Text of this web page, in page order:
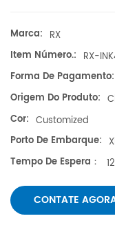
Marca: RX
Item Número.: RX-
Forma De Pagamento:
Origem Do Produto:
Cor: Customized
Porto De Embarque:
Tempo De Espera：
CONTATE